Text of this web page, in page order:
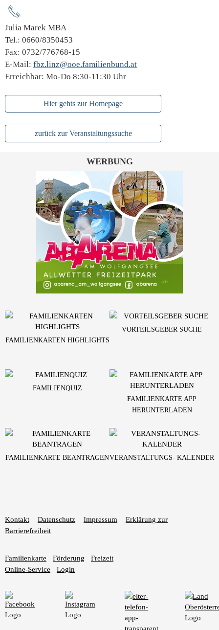
Julia Marek MBA
Tel.: 0660/8350453
Fax: 0732/776768-15
E-Mail: fbz.linz@ooe.familienbund.at
Erreichbar: Mo-Do 8:30-11:30 Uhr
Hier gehts zur Homepage
zurück zur Veranstaltungssuche
WERBUNG
Kontakt Datenschutz Impressum
Erklärung zur
Barrierefreiheit
Familienkarte Förderung
Freizeit
Online-Service
Login
FAMILIENKARTEN HIGHLIGHTS
VORTEILSGEBER SUCHE
FAMILIENQUIZ
FAMILIENKARTE APP
HERUNTERLADEN
FAMILIENKARTE BEANTRAGENVERANSTALTUNGS- KALENDER